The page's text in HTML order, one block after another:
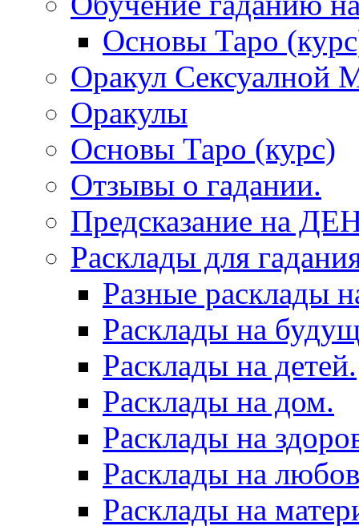
Основы Таро
Оракул Сексуалной
Оракулы
Основы Таро (курс)
Отзывы о гадании.
Предсказание на
Расклады для
Разные расклады
Расклады на
Расклады на детей.
Расклады на дом.
Расклады на
Расклады на
Расклады на